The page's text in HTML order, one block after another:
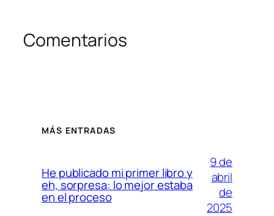
Comentarios
MÁS ENTRADAS
He publicado mi primer libro y
eh, sorpresa: lo mejor estaba
en el proceso
9 de
abril
de
2025